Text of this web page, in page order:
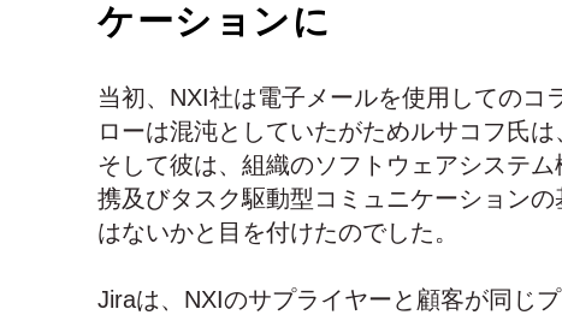
ケーションに
当初、NXI社は電子メールを使用してのコ
ローは混沌としていたがためルサコフ氏
そして彼は、組織のソフトウェアシステ
携及びタスク駆動型コミュニケーション
はないかと目を付けたのでした。
Jiraは、NXIのサプライヤーと顧客が同じ